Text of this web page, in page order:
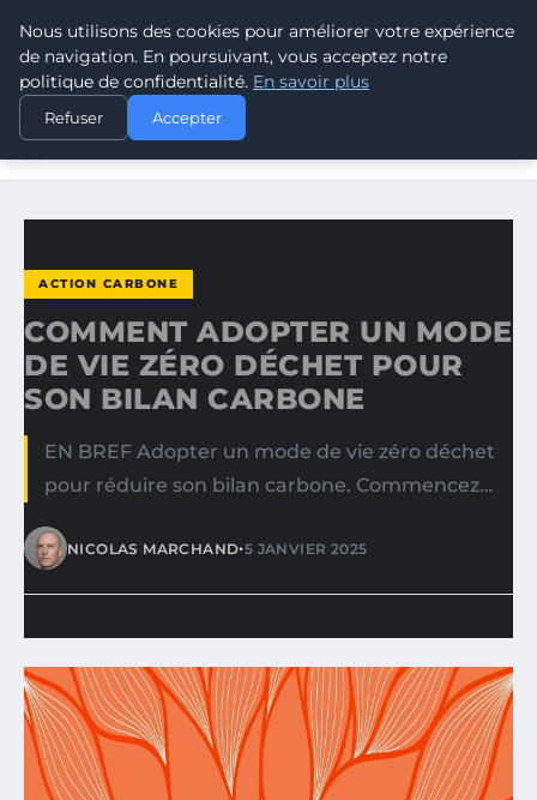
CLIMATE RESPONSE BLOG
ACCUEIL
ACTION CARBONE
COMMENT ADOPTER UN MODE DE VIE ZÉRO DÉCHET POUR
ACTION CARBONE
COMMENT ADOPTER UN MODE
DE VIE ZÉRO DÉCHET POUR
SON BILAN CARBONE
EN BREF Adopter un mode de vie zéro déchet
pour réduire son bilan carbone. Commencez…
NICOLAS MARCHAND•5 JANVIER 2025
Nous utilisons des cookies pour améliorer votre expérience
de navigation. En poursuivant, vous acceptez notre
politique de confidentialité. En savoir plus
Refuser Accepter